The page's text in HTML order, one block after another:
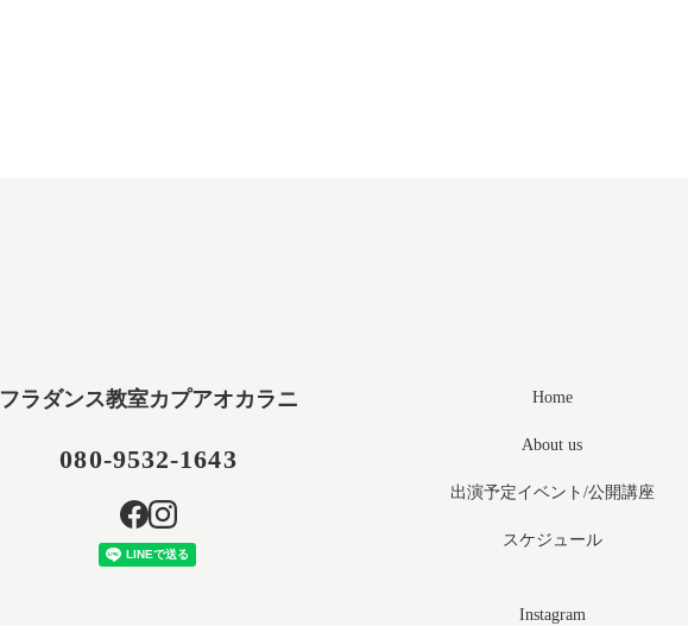
フラダンス教室カプアオカラニ
080-9532-1643
Home
About us
出演予定イベント/公開講座
スケジュール
Instagram